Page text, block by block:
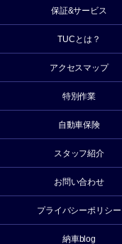
保証&サービス
TUCとは？
アクセスマップ
特別作業
自動車保険
スタッフ紹介
お問い合わせ
プライバシーポリシー
納車blog